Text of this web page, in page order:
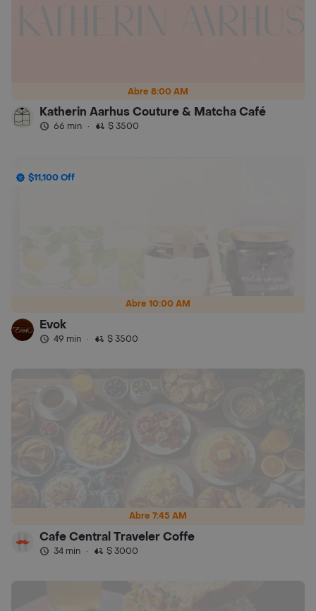
Abre 8:00 AM
Katherin Aarhus Couture & Matcha Café
66 min · $ 3500
Abre 10:00 AM
$11,100 Off
Evok
49 min · $ 3500
Abre 7:45 AM
Cafe Central Traveler Coffe
34 min · $ 3000